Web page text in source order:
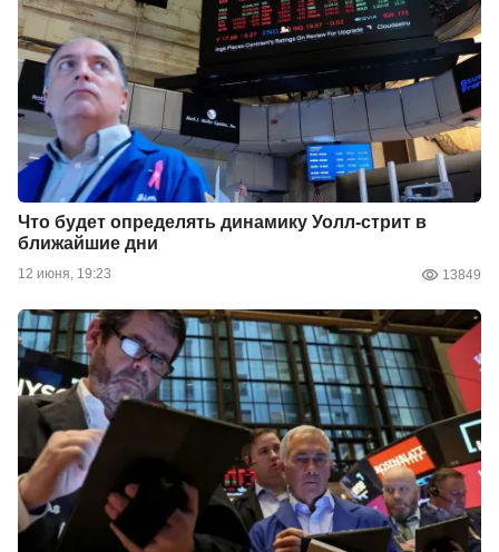
Что будет определять динамику Уолл-стрит в
ближайшие дни
12 июня, 19:23 13849